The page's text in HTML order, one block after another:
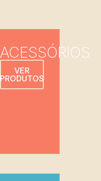
ACESSÓRIOS
VER
PRODUTOS